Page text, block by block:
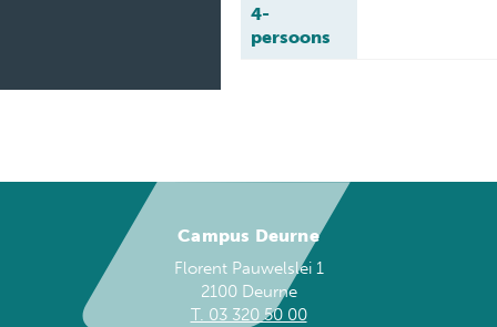
4-
persoons
Campus Deurne
Florent Pauwelslei 1
2100 Deurne
T. 03 320 50 00